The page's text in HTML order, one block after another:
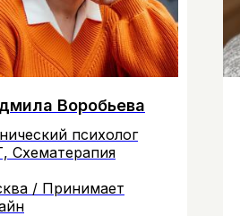
Воробьева
психолог
Схематерапия
/ Принимает